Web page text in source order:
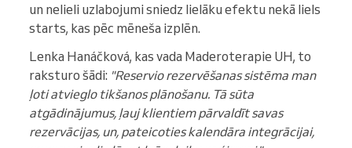
un nelieli uzlabojumi sniedz lielāku efektu nekā liels
starts, kas pēc mēneša izplēn.
Lenka Hanáčková, kas vada Maderoterapie UH, to
raksturo šādi: "Reservio rezervēšanas sistēma man
ļoti atvieglo tikšanos plānošanu. Tā sūta
atgādinājumus, ļauj klientiem pārvaldīt savas
rezervācijas, un, pateicoties kalendāra integrācijai,